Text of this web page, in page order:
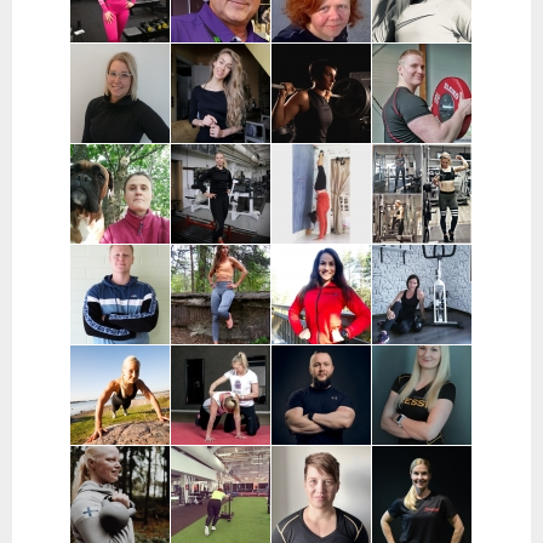
Hausjärvi,
Loppi,
Janakkala
Charlotta
Grönberg |
Pääkaupunkiseutu
Stefan
Westerback |
Pääkaupunkiseutu
Eeva Nuutinen |
Pääkaupunkiseutu
ja Muu Suomi
Routa
Training |
Helsinki ja
Espoo
Jenni Sukko |
Oulu
Elina Lepistö |
Pirkanmaa
Heidi Soikkeli
| Tampere
Jani Lehtilä |
Turku ja etä
Kati Raittinen
| Turku, Raisio,
Mynämäki,
Masku,
Nousiainen
Jenna Hakala
| Turku ja
Varsinais-
Suomi
Leinimaa |
Hyvinkää,
Hausjärvi,
Riihimäki
Christin
Moritz |
Helsinki,
Espoo ja
Vantaa
Samuli
Huttunen |
Porvoo ja
lähialueet
Janette
Latva-
Valkama |
Tampere ja
lähialueet
Sofia Kuisti-
Rannanjärvi |
Seinäjoki ja
etä
Jenni Harala |
Keski-Uusimaa ja
Pääkaupunkiseutu
Mira Auvinen
| Helsinki
Marika Uoti |
Helsinki ja
Vantaa
Markus
Paajala |
Helsinki,
Espoo ja
Vantaa
Sanni
Nevalainen |
Ylöjärvi